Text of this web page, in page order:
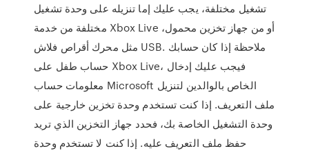
تشغيل مختلفة، يجب عليك إما تنزيله على وحدة تشغيل
مختلفة من خدمة Xbox Live أو من جهاز تخزين محمول،
مثل محرك أقراص فلاش USB. ملاحظة إذا كان حسابك
حساب طفل على Xbox Live، فيجب عليك إدخال
معلومات حساب Microsoft الخاص بالوالدين لتنزيل
ملف التعريف. إذا كنت تستخدم وحدة تخزين خارجية على
وحدة التشغيل الخاصة بك، فحدد جهاز التخزين الذي تريد
حفظ ملف التعريف عليه. إذا كنت لا تستخدم وحدة